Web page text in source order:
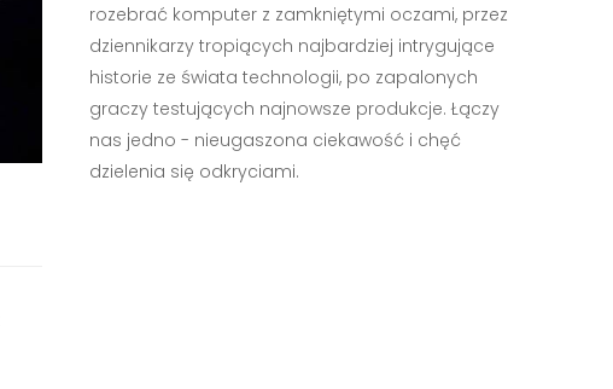
rozebrać komputer z zamkniętymi oczami, przez
dziennikarzy tropiących najbardziej intrygujące
historie ze świata technologii, po zapalonych
graczy testujących najnowsze produkcje. Łączy
nas jedno - nieugaszona ciekawość i chęć
dzielenia się odkryciami.